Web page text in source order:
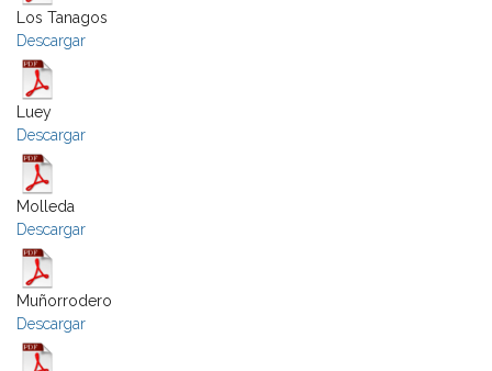
Los Tanagos
Descargar
Luey
Descargar
Molleda
Descargar
Muñorrodero
Descargar